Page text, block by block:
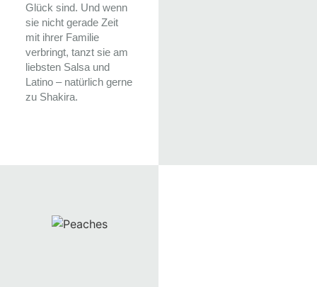
Glück sind. Und wenn
sie nicht gerade Zeit
mit ihrer Familie
verbringt, tanzt sie am
liebsten Salsa und
Latino – natürlich gerne
zu Shakira.